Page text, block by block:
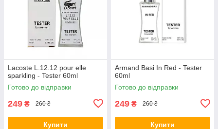
Lacoste L.12.12 pour elle
sparkling - Tester 60ml
Готово до відправки
249 ₴ 260 ₴
Купити
Armand Basi In Red - Tester
60ml
Готово до відправки
249 ₴ 260 ₴
Купити